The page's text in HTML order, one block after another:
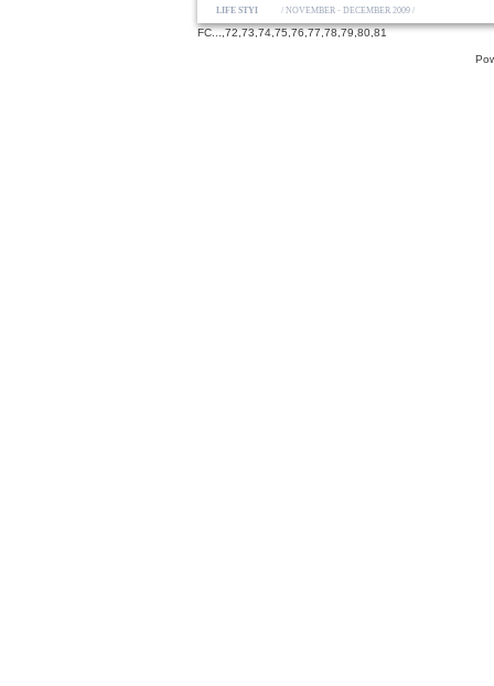
LIFE STYLE / NOVEMBER - DECEMBER 2009 /
FC...,72,73,74,75,76,77,78,79,80,81